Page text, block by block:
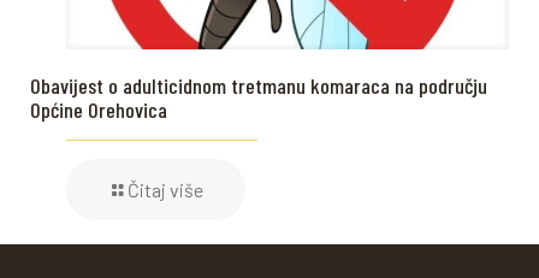
Obavijest o adulticidnom tretmanu komaraca na području
Općine Orehovica
Čitaj više